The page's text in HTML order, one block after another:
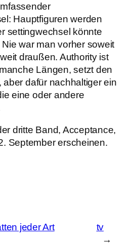
Hauptfiguren werden
settingwechsel könnte
war man vorher soweit
draußen. Authority ist
Längen, setzt den
aber dafür nachhaltiger ein
eine oder andere
dritte Band, Acceptance,
September erscheinen.
jeder Art
tv
→